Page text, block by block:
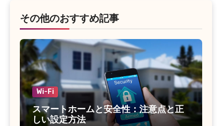
その他のおすすめ記事
Wi-Fi
スマートホームと安全性：注意点と正
しい設定方法